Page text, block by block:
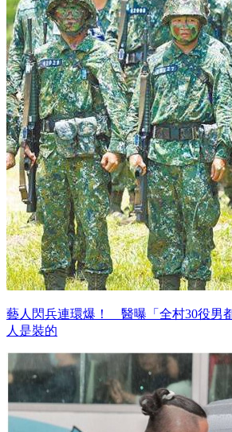
藝人閃兵連環爆！ 醫曝「全村30役男
人是裝的